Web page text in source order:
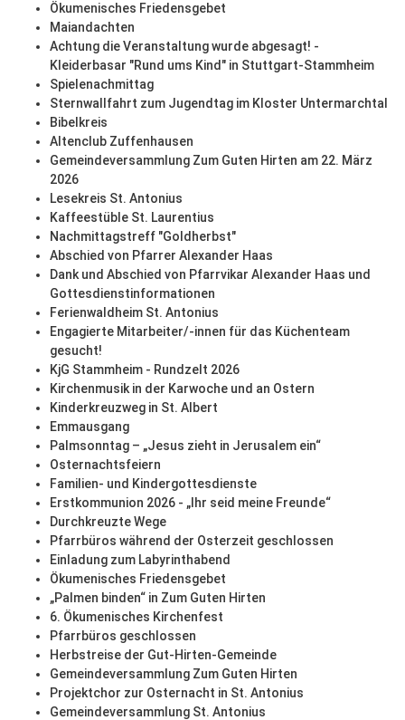
Ökumenisches Friedensgebet
Maiandachten
Achtung die Veranstaltung wurde abgesagt! -
Kleiderbasar "Rund ums Kind" in Stuttgart-Stammheim
Spielenachmittag
Sternwallfahrt zum Jugendtag im Kloster Untermarchtal
Bibelkreis
Altenclub Zuffenhausen
Gemeindeversammlung Zum Guten Hirten am 22. März
2026
Lesekreis St. Antonius
Kaffeestüble St. Laurentius
Nachmittagstreff "Goldherbst"
Abschied von Pfarrer Alexander Haas
Dank und Abschied von Pfarrvikar Alexander Haas und
Gottesdienstinformationen
Ferienwaldheim St. Antonius
Engagierte Mitarbeiter/-innen für das Küchenteam
gesucht!
KjG Stammheim - Rundzelt 2026
Kirchenmusik in der Karwoche und an Ostern
Kinderkreuzweg in St. Albert
Emmausgang
Palmsonntag – „Jesus zieht in Jerusalem ein“
Osternachtsfeiern
Familien- und Kindergottesdienste
Erstkommunion 2026 - „Ihr seid meine Freunde“
Durchkreuzte Wege
Pfarrbüros während der Osterzeit geschlossen
Einladung zum Labyrinthabend
Ökumenisches Friedensgebet
„Palmen binden“ in Zum Guten Hirten
6. Ökumenisches Kirchenfest
Pfarrbüros geschlossen
Herbstreise der Gut-Hirten-Gemeinde
Gemeindeversammlung Zum Guten Hirten
Projektchor zur Osternacht in St. Antonius
Gemeindeversammlung St. Antonius